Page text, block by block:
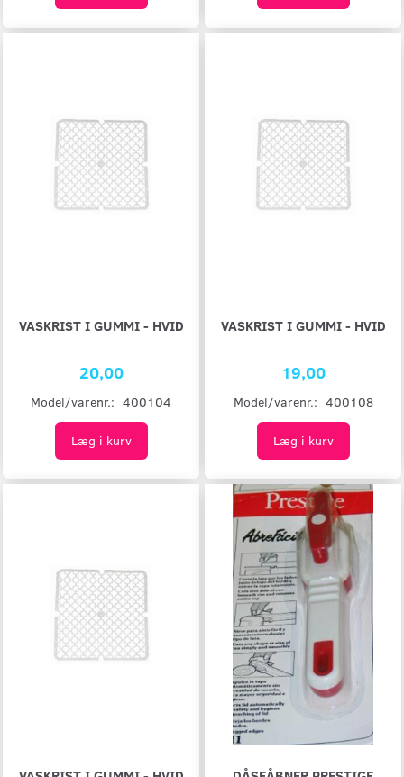
VASKRIST I GUMMI - HVID
20,00
Model/varenr.: 400104
Læg i kurv
VASKRIST I GUMMI - HVID
19,00
Model/varenr.: 400108
Læg i kurv